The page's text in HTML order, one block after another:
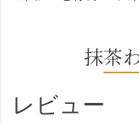
抹茶
レビュー